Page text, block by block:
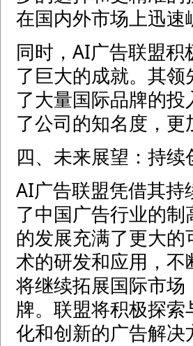
在国内外市场上迅
同时，AI广告联盟
了巨大的成就。其
了大量国际品牌的
了公司的知名度，
四、未来展望：持续
AI广告联盟凭借其持
了中国广告行业的
的发展充满了更大
术的研发和应用，
将继续拓展国际市
牌。联盟将积极探
化和创新的广告解决